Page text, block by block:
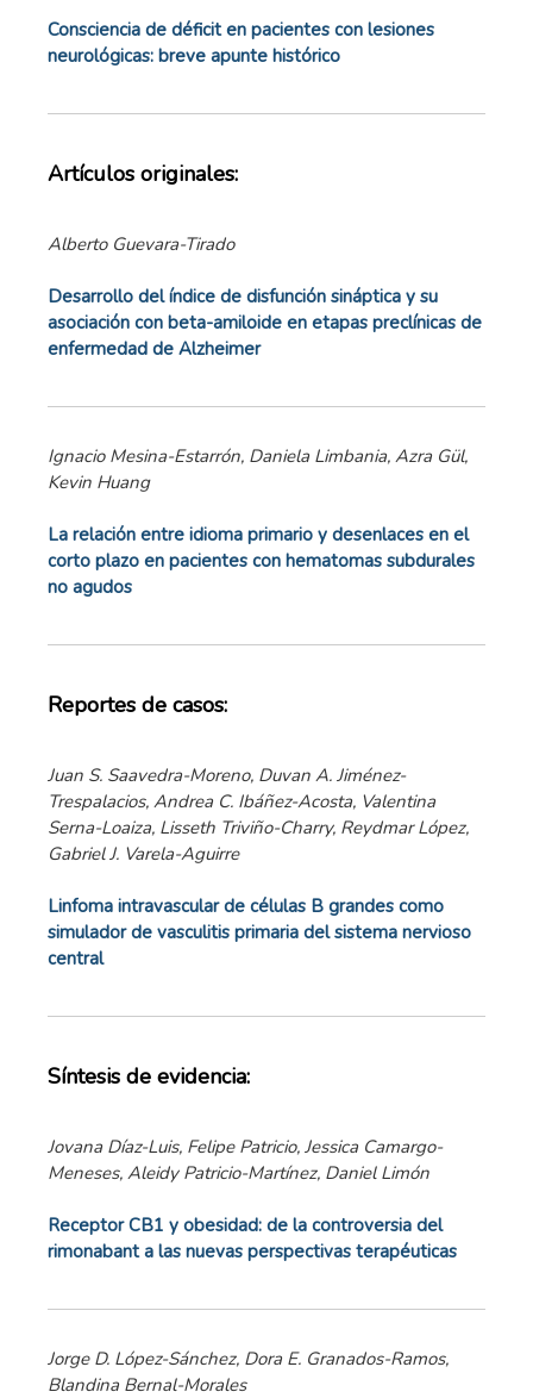
Consciencia de déficit en pacientes con lesiones
neurológicas: breve apunte histórico
Artículos originales:
Alberto Guevara-Tirado
Desarrollo del índice de disfunción sináptica y su
asociación con beta-amiloide en etapas preclínicas de
enfermedad de Alzheimer
Ignacio Mesina-Estarrón, Daniela Limbania, Azra Gül,
Kevin Huang
La relación entre idioma primario y desenlaces en el
corto plazo en pacientes con hematomas subdurales
no agudos
Reportes de casos:
Juan S. Saavedra-Moreno, Duvan A. Jiménez-
Trespalacios, Andrea C. Ibáñez-Acosta, Valentina
Serna-Loaiza, Lisseth Triviño-Charry, Reydmar López,
Gabriel J. Varela-Aguirre
Linfoma intravascular de células B grandes como
simulador de vasculitis primaria del sistema nervioso
central
Síntesis de evidencia:
Jovana Díaz-Luis, Felipe Patricio, Jessica Camargo-
Meneses, Aleidy Patricio-Martínez, Daniel Limón
Receptor CB1 y obesidad: de la controversia del
rimonabant a las nuevas perspectivas terapéuticas
Jorge D. López-Sánchez, Dora E. Granados-Ramos,
Blandina Bernal-Morales